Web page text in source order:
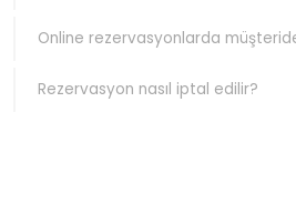
Online rezervasyonlarda
Rezervasyon nasıl iptal edilir?